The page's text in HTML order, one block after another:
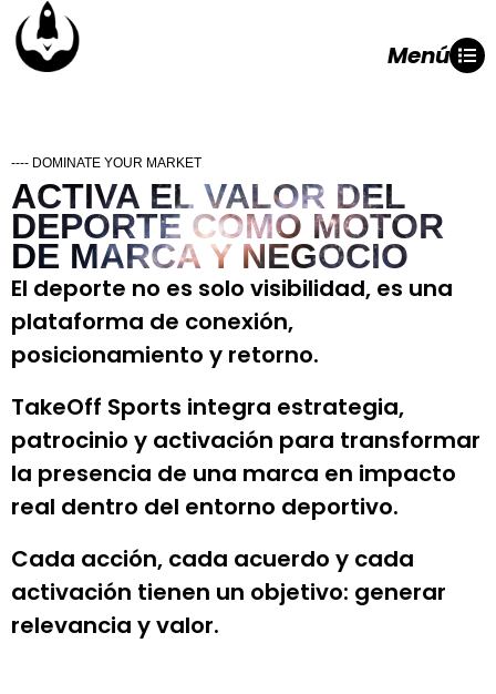
Menú
---- DOMINATE YOUR MARKET
ACTIVA EL VALOR DEL
DEPORTE COMO MOTOR
DE MARCA Y NEGOCIO
El deporte no es solo visibilidad, es una
plataforma de conexión,
posicionamiento y retorno.
TakeOff Sports integra estrategia,
patrocinio y activación para transformar
la presencia de una marca en impacto
real dentro del entorno deportivo.
Cada acción, cada acuerdo y cada
activación tienen un objetivo: generar
relevancia y valor.